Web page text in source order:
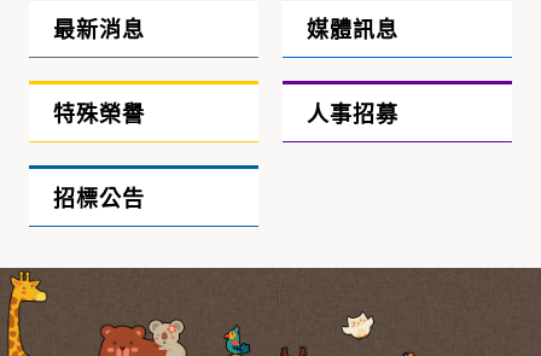
最新消息 媒體訊息
特殊榮譽 人事招募
招標公告